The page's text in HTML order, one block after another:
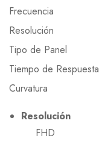
Frecuencia
Resolución
Tipo de Panel
Tiempo de Respuesta
Curvatura
Resolución
FHD